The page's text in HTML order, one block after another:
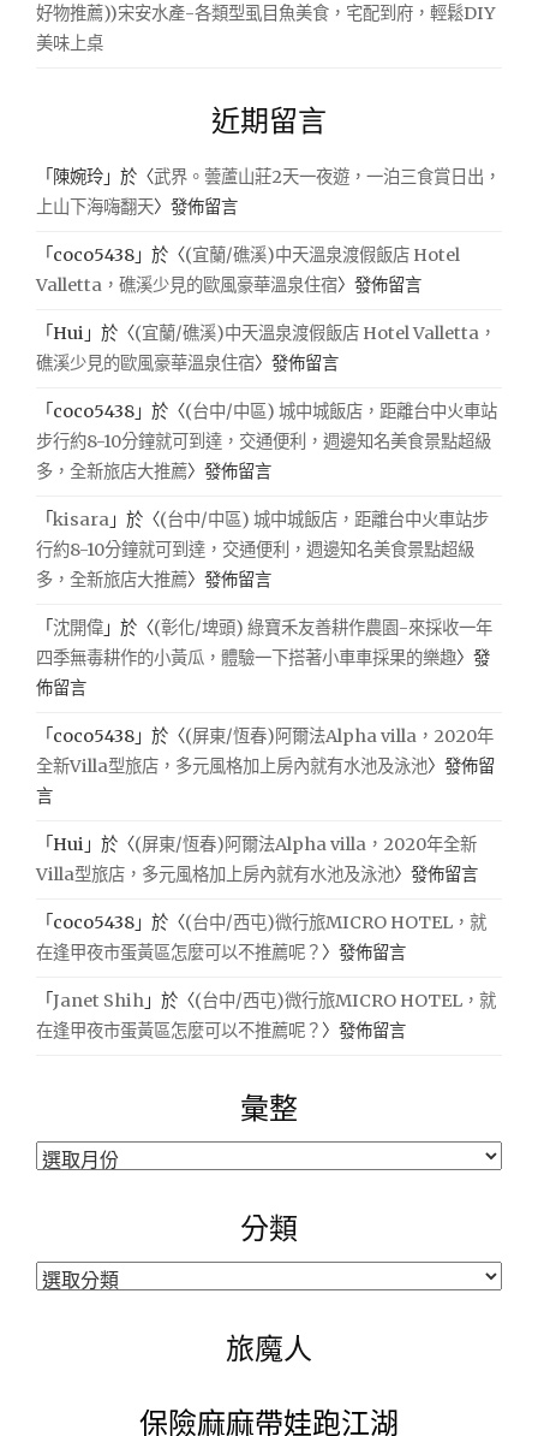
好物推薦))宋安水產-各類型虱目魚美食，宅配到府，輕鬆DIY
美味上桌
近期留言
「 陳婉玲 」於〈武界。蕓蘆山莊2天一夜遊，一泊三食賞日出，
上山下海嗨翻天〉發佈留言
「 coco5438 」於〈(宜蘭/礁溪)中天溫泉渡假飯店 Hotel
Valletta，礁溪少見的歐風豪華溫泉住宿〉發佈留言
「Hui 」於〈(宜蘭/礁溪)中天溫泉渡假飯店 Hotel Valletta，
礁溪少見的歐風豪華溫泉住宿〉發佈留言
「 coco5438 」於〈(台中/中區) 城中城飯店，距離台中火車站
步行約8-10分鐘就可到達，交通便利，週邊知名美食景點超級
多，全新旅店大推薦〉發佈留言
「kisara 」於〈(台中/中區) 城中城飯店，距離台中火車站步
行約8-10分鐘就可到達，交通便利，週邊知名美食景點超級
多，全新旅店大推薦〉發佈留言
「沈開偉 」於〈(彰化/埤頭) 綠寶禾友善耕作農園-來採收一年
四季無毒耕作的小黃瓜，體驗一下搭著小車車採果的樂趣〉發
佈留言
「 coco5438 」於〈(屏東/恆春)阿爾法Alpha villa，2020年
全新Villa型旅店，多元風格加上房內就有水池及泳池〉發佈留
言
「Hui 」於〈(屏東/恆春)阿爾法Alpha villa，2020年全新
Villa型旅店，多元風格加上房內就有水池及泳池〉發佈留言
「 coco5438 」於〈(台中/西屯)微行旅MICRO HOTEL，就
在逢甲夜市蛋黃區怎麼可以不推薦呢？ 〉發佈留言
「Janet Shih 」於〈(台中/西屯)微行旅MICRO HOTEL，就
在逢甲夜市蛋黃區怎麼可以不推薦呢？ 〉發佈留言
彙整
彙
分類
分
旅魔人
保險麻麻帶娃跑江湖